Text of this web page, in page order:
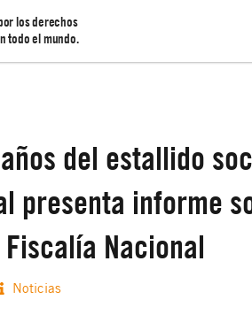
los derechos
todo el mundo.
del estallido
presenta informe
Nacional
Noticias